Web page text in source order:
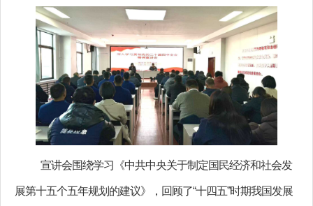
宣讲会围绕学习《中共中央关于制定国民经济和社会发
展第十五个五年规划的建议》，回顾了“十四五”时期我国发展